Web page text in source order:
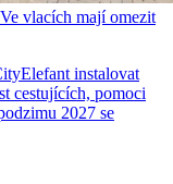
vlacích mají omezit
instalovat
cestujících, pomoci
2027 se